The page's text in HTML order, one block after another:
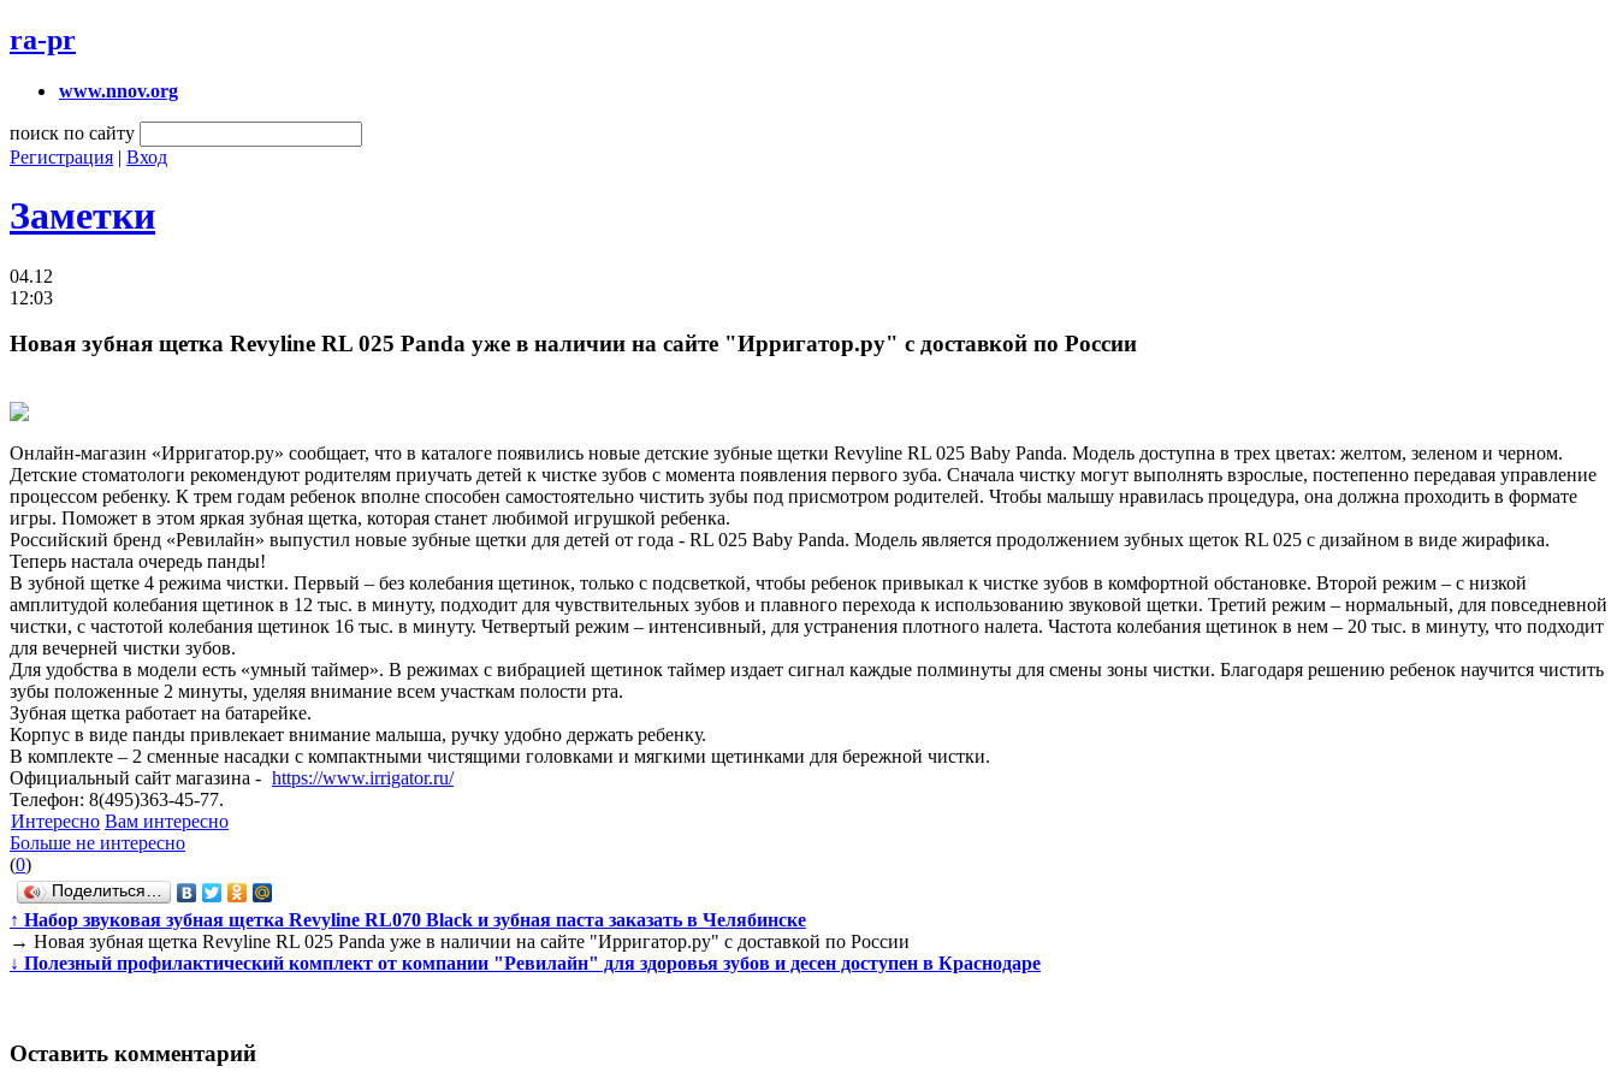
ra-pr
www.nnov.org
поиск по сайту
Регистрация | Вход
Заметки
04.12
12:03
Новая зубная щетка Revyline RL 025 Panda уже в наличии на сайте "Ирригатор.ру" с доставкой по России
Онлайн-магазин «Ирригатор.ру» сообщает, что в каталоге появились новые детские зубные щетки Revyline RL 025 Baby Panda. Модель доступна в трех цветах: желтом, зеленом и черном.
Детские стоматологи рекомендуют родителям приучать детей к чистке зубов с момента появления первого зуба. Сначала чистку могут выполнять взрослые, постепенно передавая управление
процессом ребенку. К трем годам ребенок вполне способен самостоятельно чистить зубы под присмотром родителей. Чтобы малышу нравилась процедура, она должна проходить в формате
игры. Поможет в этом яркая зубная щетка, которая станет любимой игрушкой ребенка.
Российский бренд «Ревилайн» выпустил новые зубные щетки для детей от года - RL 025 Baby Panda. Модель является продолжением зубных щеток RL 025 с дизайном в виде жирафика.
Теперь настала очередь панды!
В зубной щетке 4 режима чистки. Первый – без колебания щетинок, только с подсветкой, чтобы ребенок привыкал к чистке зубов в комфортной обстановке. Второй режим – с низкой
амплитудой колебания щетинок в 12 тыс. в минуту, подходит для чувствительных зубов и плавного перехода к использованию звуковой щетки. Третий режим – нормальный, для повседневной
чистки, с частотой колебания щетинок 16 тыс. в минуту. Четвертый режим – интенсивный, для устранения плотного налета. Частота колебания щетинок в нем – 20 тыс. в минуту, что подходит
для вечерней чистки зубов.
Для удобства в модели есть «умный таймер». В режимах с вибрацией щетинок таймер издает сигнал каждые полминуты для смены зоны чистки. Благодаря решению ребенок научится чистить
зубы положенные 2 минуты, уделяя внимание всем участкам полости рта.
Зубная щетка работает на батарейке.
Корпус в виде панды привлекает внимание малыша, ручку удобно держать ребенку.
В комплекте – 2 сменные насадки с компактными чистящими головками и мягкими щетинками для бережной чистки.
Официальный сайт магазина - https://www.irrigator.ru/
Телефон: 8(495)363-45-77.
Интересно Вам интересно
Больше не интересно
(0)
Поделиться…
↑ Набор звуковая зубная щетка Revyline RL070 Black и зубная паста заказать в Челябинске
→ Новая зубная щетка Revyline RL 025 Panda уже в наличии на сайте "Ирригатор.ру" с доставкой по России
↓ Полезный профилактический комплект от компании "Ревилайн" для здоровья зубов и десен доступен в Краснодаре
Оставить комментарий